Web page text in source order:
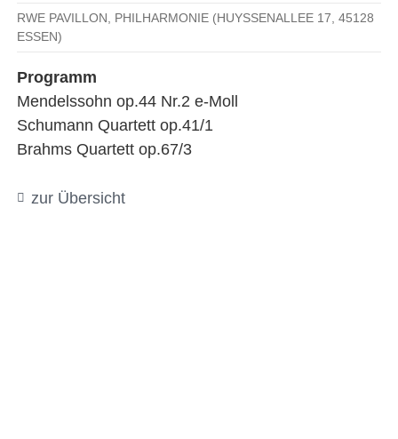
RWE PAVILLON, PHILHARMONIE (HUYSSENALLEE 17, 45128
ESSEN)
Programm
Mendelssohn op.44 Nr.2 e-Moll
Schumann Quartett op.41/1
Brahms Quartett op.67/3
zur Übersicht